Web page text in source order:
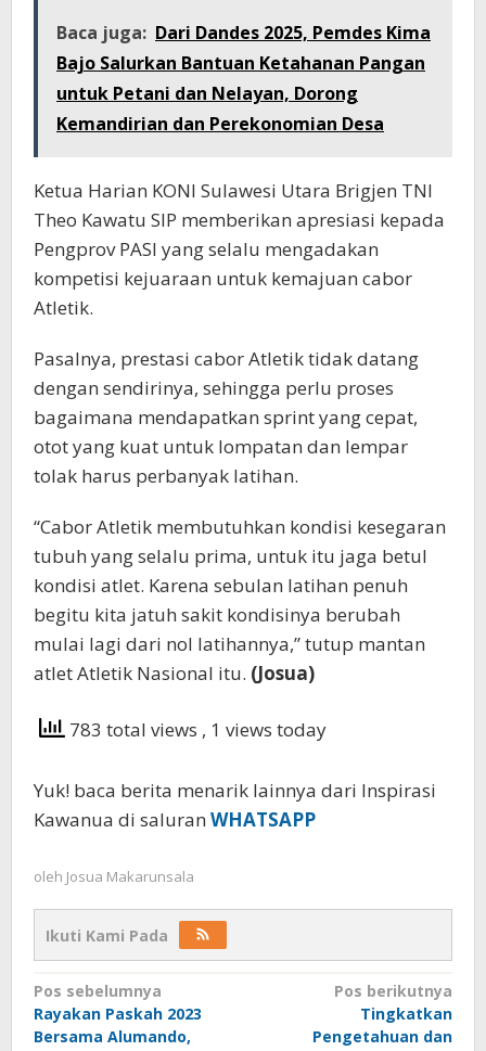
Baca juga: Dari Dandes 2025, Pemdes Kima
Bajo Salurkan Bantuan Ketahanan Pangan
untuk Petani dan Nelayan, Dorong
Kemandirian dan Perekonomian Desa
Ketua Harian KONI Sulawesi Utara Brigjen TNI
Theo Kawatu SIP memberikan apresiasi kepada
Pengprov PASI yang selalu mengadakan
kompetisi kejuaraan untuk kemajuan cabor
Atletik.
Pasalnya, prestasi cabor Atletik tidak datang
dengan sendirinya, sehingga perlu proses
bagaimana mendapatkan sprint yang cepat,
otot yang kuat untuk lompatan dan lempar
tolak harus perbanyak latihan.
“Cabor Atletik membutuhkan kondisi kesegaran
tubuh yang selalu prima, untuk itu jaga betul
kondisi atlet. Karena sebulan latihan penuh
begitu kita jatuh sakit kondisinya berubah
mulai lagi dari nol latihannya,” tutup mantan
atlet Atletik Nasional itu. (Josua)
783 total views , 1 views today
Yuk! baca berita menarik lainnya dari Inspirasi
Kawanua di saluran WHATSAPP
oleh Josua Makarunsala
Ikuti Kami Pada
Navigasi
pos
Pos sebelumnya
Rayakan Paskah 2023
Bersama Alumando,
Pos berikutnya
Tingkatkan
Pengetahuan dan